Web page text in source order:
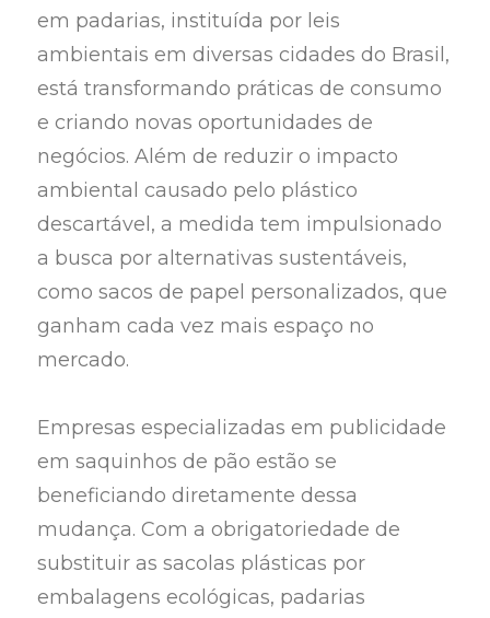
em padarias, instituída por leis
ambientais em diversas cidades do Brasil,
está transformando práticas de consumo
e criando novas oportunidades de
negócios. Além de reduzir o impacto
ambiental causado pelo plástico
descartável, a medida tem impulsionado
a busca por alternativas sustentáveis,
como sacos de papel personalizados, que
ganham cada vez mais espaço no
mercado.
Empresas especializadas em publicidade
em saquinhos de pão estão se
beneficiando diretamente dessa
mudança. Com a obrigatoriedade de
substituir as sacolas plásticas por
embalagens ecológicas, padarias